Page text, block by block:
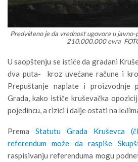
Predviđeno je da vrednost ugovora u
210.000.000 evra
U saopštenju se ističe da građani
dva puta- kroz uvećane račune i
Prepuštanje naplate i proizvodnje
Grada, kako ističe kruševačka
pojedincu, a rizici i dalje ostati na
Prema Statutu Grada Kruševca
referendum može da raspiše
raspisivanju referenduma mogu